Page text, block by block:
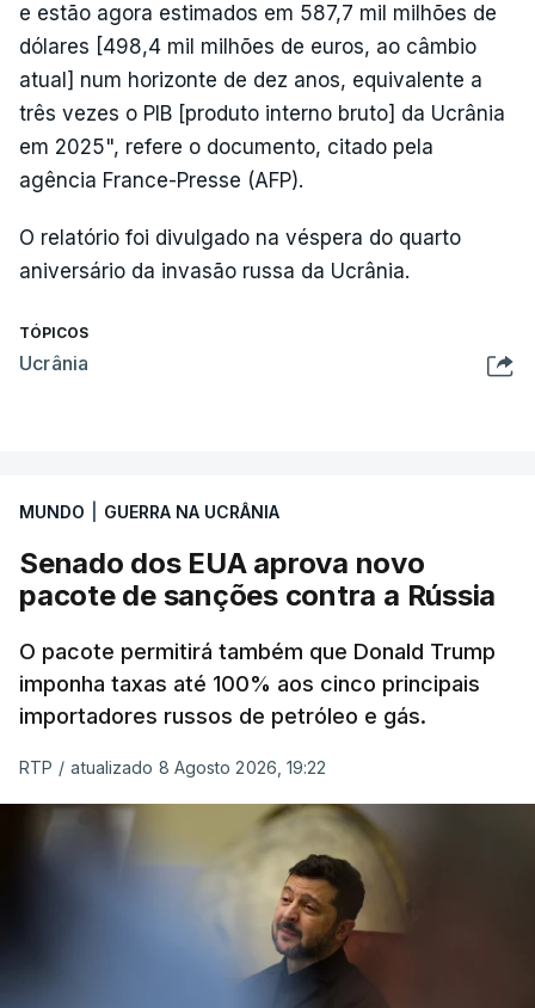
e estão agora estimados em 587,7 mil milhões de
dólares [498,4 mil milhões de euros, ao câmbio
atual] num horizonte de dez anos, equivalente a
três vezes o PIB [produto interno bruto] da Ucrânia
em 2025", refere o documento, citado pela
agência France-Presse (AFP).
O relatório foi divulgado na véspera do quarto
aniversário da invasão russa da Ucrânia.
TÓPICOS
Ucrânia
MUNDO GUERRA NA UCRÂNIA
Senado dos EUA aprova novo
pacote de sanções contra a Rússia
O pacote permitirá também que Donald Trump
imponha taxas até 100% aos cinco principais
importadores russos de petróleo e gás.
RTP / atualizado 8 Agosto 2026, 19:22